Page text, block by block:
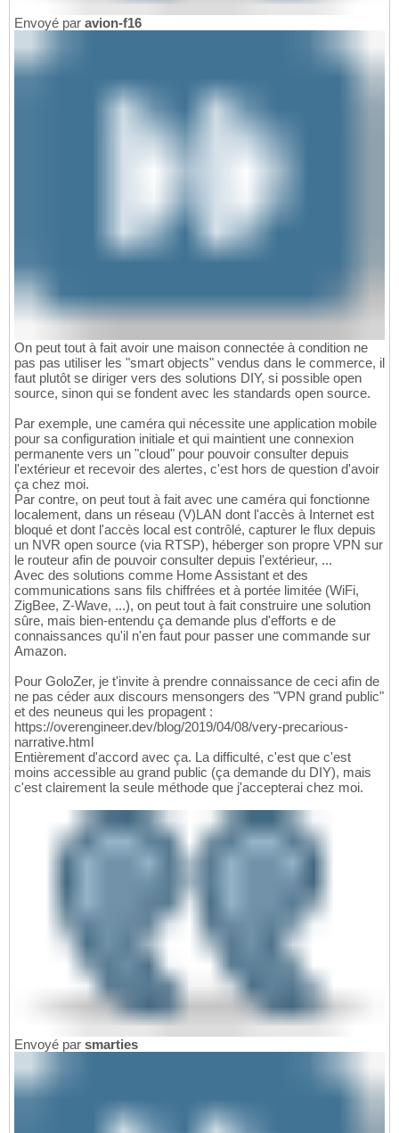
Envoyé par avion-f16
On peut tout à fait avoir une maison connectée à condition ne
pas pas utiliser les "smart objects" vendus dans le commerce, il
faut plutôt se diriger vers des solutions DIY, si possible open
source, sinon qui se fondent avec les standards open source.
Par exemple, une caméra qui nécessite une application mobile
pour sa configuration initiale et qui maintient une connexion
permanente vers un "cloud" pour pouvoir consulter depuis
l'extérieur et recevoir des alertes, c'est hors de question d'avoir
ça chez moi.
Par contre, on peut tout à fait avec une caméra qui fonctionne
localement, dans un réseau (V)LAN dont l'accès à Internet est
bloqué et dont l'accès local est contrôlé, capturer le flux depuis
un NVR open source (via RTSP), héberger son propre VPN sur
le routeur afin de pouvoir consulter depuis l'extérieur, ...
Avec des solutions comme Home Assistant et des
communications sans fils chiffrées et à portée limitée (WiFi,
ZigBee, Z-Wave, ...), on peut tout à fait construire une solution
sûre, mais bien-entendu ça demande plus d'efforts e de
connaissances qu'il n'en faut pour passer une commande sur
Amazon.
Pour GoloZer, je t'invite à prendre connaissance de ceci afin de
ne pas céder aux discours mensongers des "VPN grand public"
et des neuneus qui les propagent :
https://overengineer.dev/blog/2019/04/08/very-precarious-
narrative.html
Entièrement d'accord avec ça. La difficulté, c'est que c'est
moins accessible au grand public (ça demande du DIY), mais
c'est clairement la seule méthode que j'accepterai chez moi.
Envoyé par smarties